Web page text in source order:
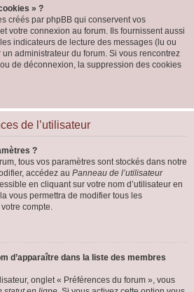
» ?
créés par phpBB qui conservent vos
votre connexion au forum. Ils fournissent aussi
indicateurs de lecture des messages (lu ou
administrateur du forum. Si vous rencontrez
de déconnexion, la suppression des cookies
de l’utilisateur
?
tous vos paramètres sont stockés dans notre
accédez au Panneau de l’utilisateur
en cliquant sur votre nom d’utilisateur en
vous permettra de modifier tous les
compte.
d’apparaître dans la liste des membres
onglet « Préférences du forum », vous